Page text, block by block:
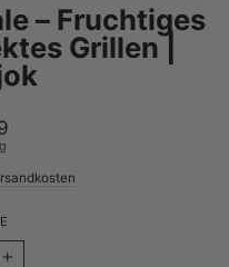
– Fruchtiges
Grillen |